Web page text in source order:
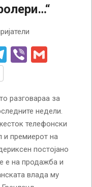
Telegram
Viber
разговараа за
недели.
телефонски
и премиерот на
постојано
е на продажба и
влада му